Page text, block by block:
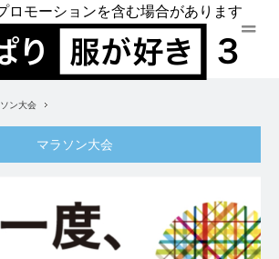
ロモーションを含む場合があります
ン大会
マラソン大会